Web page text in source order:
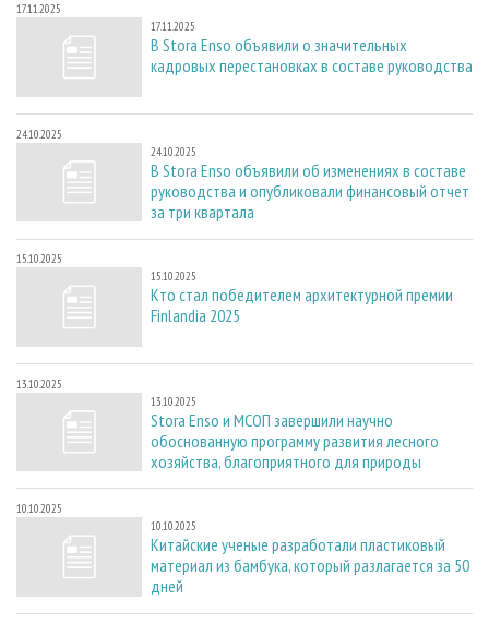
17.11.2025
17.11.2025
В Stora Enso объявили о значительных
кадровых перестановках в составе руководства
24.10.2025
24.10.2025
В Stora Enso объявили об изменениях в составе
руководства и опубликовали финансовый отчет
за три квартала
15.10.2025
15.10.2025
Кто стал победителем архитектурной премии
Finlandia 2025
13.10.2025
13.10.2025
Stora Enso и МСОП завершили научно
обоснованную программу развития лесного
хозяйства, благоприятного для природы
10.10.2025
10.10.2025
Китайские ученые разработали пластиковый
материал из бамбука, который разлагается за 50
дней